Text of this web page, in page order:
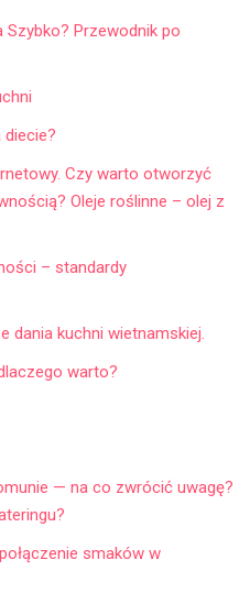
Przewodnik po
Czy warto otworzyć
Oleje roślinne – olej z
– standardy
dania kuchni wietnamskiej.
warto?
— na co zwrócić uwagę?
smaków w